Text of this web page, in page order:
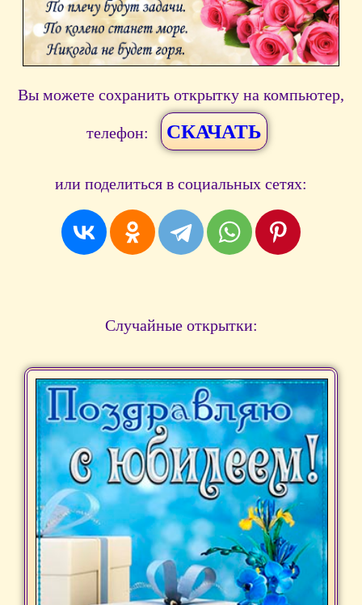
Вы можете сохранить открытку на компьютер,
телефон: СКАЧАТЬ
или поделиться в социальных сетях:
Случайные открытки: